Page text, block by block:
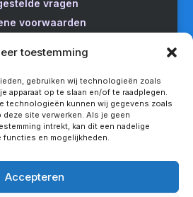
toestemming
gebruiken wij technologieën zoals
apparaat op te slaan en/of te raadplegen.
technologieën kunnen wij gegevens zoals
site verwerken. Als je geen
intrekt, kan dit een nadelige
functies en mogelijkheden.
Accepteren
vragen
voorwaarden
naar Schiphol
naar Schiphol
Apeldoorn naar Schiphol
Enschede Schiphol
Lelystad naar Schiphol
Schiphol met de taxi